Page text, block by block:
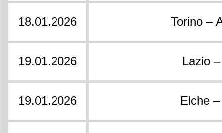
18.01.2026 Torino –
19.01.2026 Lazio
19.01.2026 Elche